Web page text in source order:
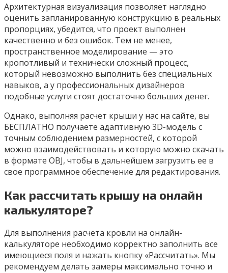
Архитектурная визуализация позволяет наглядно
оценить запланированную конструкцию в реальных
пропорциях, убедится, что проект выполнен
качественно и без ошибок. Тем не менее,
пространственное моделирование — это
кропотливый и технически сложный процесс,
который невозможно выполнить без специальных
навыков, а у профессиональных дизайнеров
подобные услуги стоят достаточно больших денег.
Однако, выполняя расчет крыши у нас на сайте, вы
БЕСПЛАТНО получаете адаптивную 3D-модель с
точным соблюдением размерностей, с которой
можно взаимодействовать и которую можно скачать
в формате OBJ, чтобы в дальнейшем загрузить ее в
свое программное обеспечение для редактирования.
Как рассчитать крышу на онлайн
калькуляторе?
Для выполнения расчета кровли на онлайн-
калькуляторе необходимо корректно заполнить все
имеющиеся поля и нажать кнопку «Рассчитать». Мы
рекомендуем делать замеры максимально точно и